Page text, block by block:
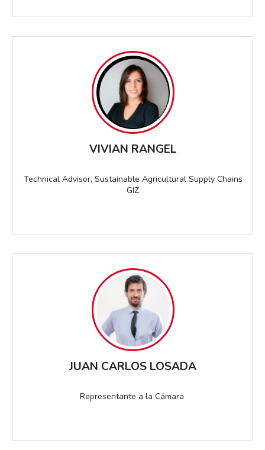
VIVIAN RANGEL
Technical Advisor, Sustainable Agricultural Supply Chains
GIZ
JUAN CARLOS LOSADA
Representante a la Cámara